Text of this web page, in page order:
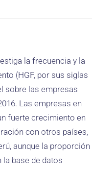
la frecuencia y la
(HGF, por sus siglas
sobre las empresas
Las empresas en
fuerte crecimiento en
con otros países,
aunque la proporción
la base de datos